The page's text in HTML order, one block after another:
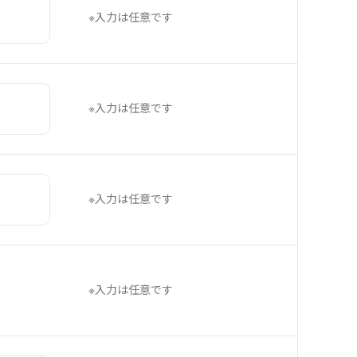
※入力は任意です
※入力は任意です
※入力は任意です
※入力は任意です